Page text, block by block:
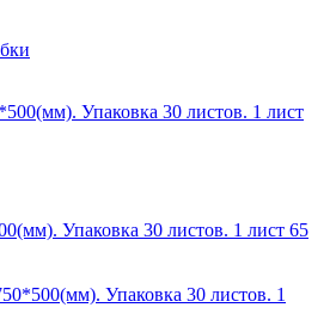
Упаковка 30 листов. 1 лист 65